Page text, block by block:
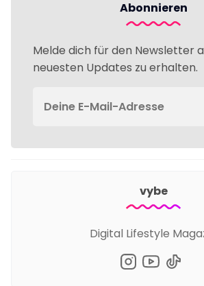
Abonnieren
Melde dich für den Newsletter
neuesten Updates zu erhalten.
vybe
Digital Lifestyle